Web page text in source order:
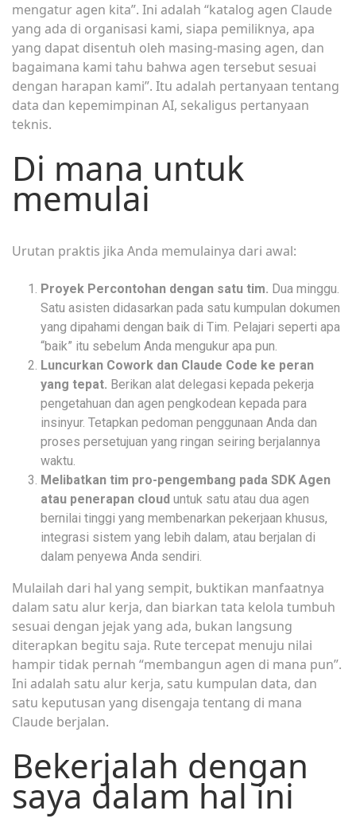
mengatur agen kita”. Ini adalah “katalog agen Claude
yang ada di organisasi kami, siapa pemiliknya, apa
yang dapat disentuh oleh masing-masing agen, dan
bagaimana kami tahu bahwa agen tersebut sesuai
dengan harapan kami”. Itu adalah pertanyaan tentang
data dan kepemimpinan AI, sekaligus pertanyaan
teknis.
Di mana untuk
memulai
Urutan praktis jika Anda memulainya dari awal:
Proyek Percontohan dengan satu tim. Dua minggu.
Satu asisten didasarkan pada satu kumpulan dokumen
yang dipahami dengan baik di Tim. Pelajari seperti apa
“baik” itu sebelum Anda mengukur apa pun.
Luncurkan Cowork dan Claude Code ke peran
yang tepat. Berikan alat delegasi kepada pekerja
pengetahuan dan agen pengkodean kepada para
insinyur. Tetapkan pedoman penggunaan Anda dan
proses persetujuan yang ringan seiring berjalannya
waktu.
Melibatkan tim pro-pengembang pada SDK Agen
atau penerapan cloud untuk satu atau dua agen
bernilai tinggi yang membenarkan pekerjaan khusus,
integrasi sistem yang lebih dalam, atau berjalan di
dalam penyewa Anda sendiri.
Mulailah dari hal yang sempit, buktikan manfaatnya
dalam satu alur kerja, dan biarkan tata kelola tumbuh
sesuai dengan jejak yang ada, bukan langsung
diterapkan begitu saja. Rute tercepat menuju nilai
hampir tidak pernah “membangun agen di mana pun”.
Ini adalah satu alur kerja, satu kumpulan data, dan
satu keputusan yang disengaja tentang di mana
Claude berjalan.
Bekerjalah dengan
saya dalam hal ini